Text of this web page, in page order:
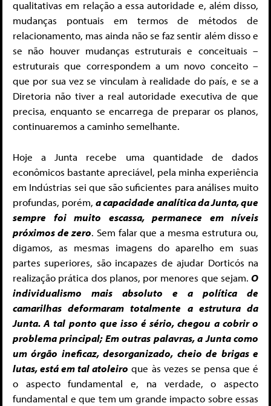
qualitativas em relação a essa autoridade e, além disso,
mudanças pontuais em termos de métodos de
relacionamento, mas ainda não se faz sentir além disso e
se não houver mudanças estruturais e conceituais –
estruturais que correspondem a um novo conceito –
que por sua vez se vinculam à realidade do país, e se a
Diretoria não tiver a real autoridade executiva de que
precisa, enquanto se encarrega de preparar os planos,
continuaremos a caminho semelhante.
Hoje a Junta recebe uma quantidade de dados
econômicos bastante apreciável, pela minha experiência
em Indústrias sei que são suficientes para análises muito
profundas, porém,a capacidade analítica da Junta, que
sempre foi muito escassa, permanece em níveis
próximos de zero. Sem falar que a mesma estrutura ou,
digamos, as mesmas imagens do aparelho em suas
partes superiores, são incapazes de ajudar Dorticós na
realização prática dos planos, por menores que sejam. O
individualismo mais absoluto e a política de
camarilhas deformaram totalmente a estrutura da
Junta. A tal ponto que isso é sério, chegou a cobrir o
problema principal; Em outras palavras, a Junta como
um órgão ineficaz, desorganizado, cheio de brigas e
lutas, está em tal atoleiro que às vezes se pensa que é
o aspecto fundamental e, na verdade, o aspecto
fundamental e que tem um grande impacto sobre essas